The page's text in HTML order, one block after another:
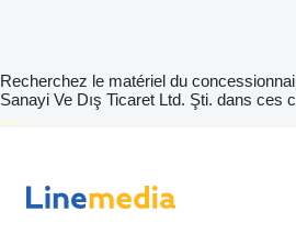
Recherchez le matériel du
Sanayi Ve Dış Ticaret Ltd. Şti. dans ces